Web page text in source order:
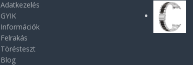
Adatkezelés
GYIK
Információk
Felrakás
Törésteszt
Blog